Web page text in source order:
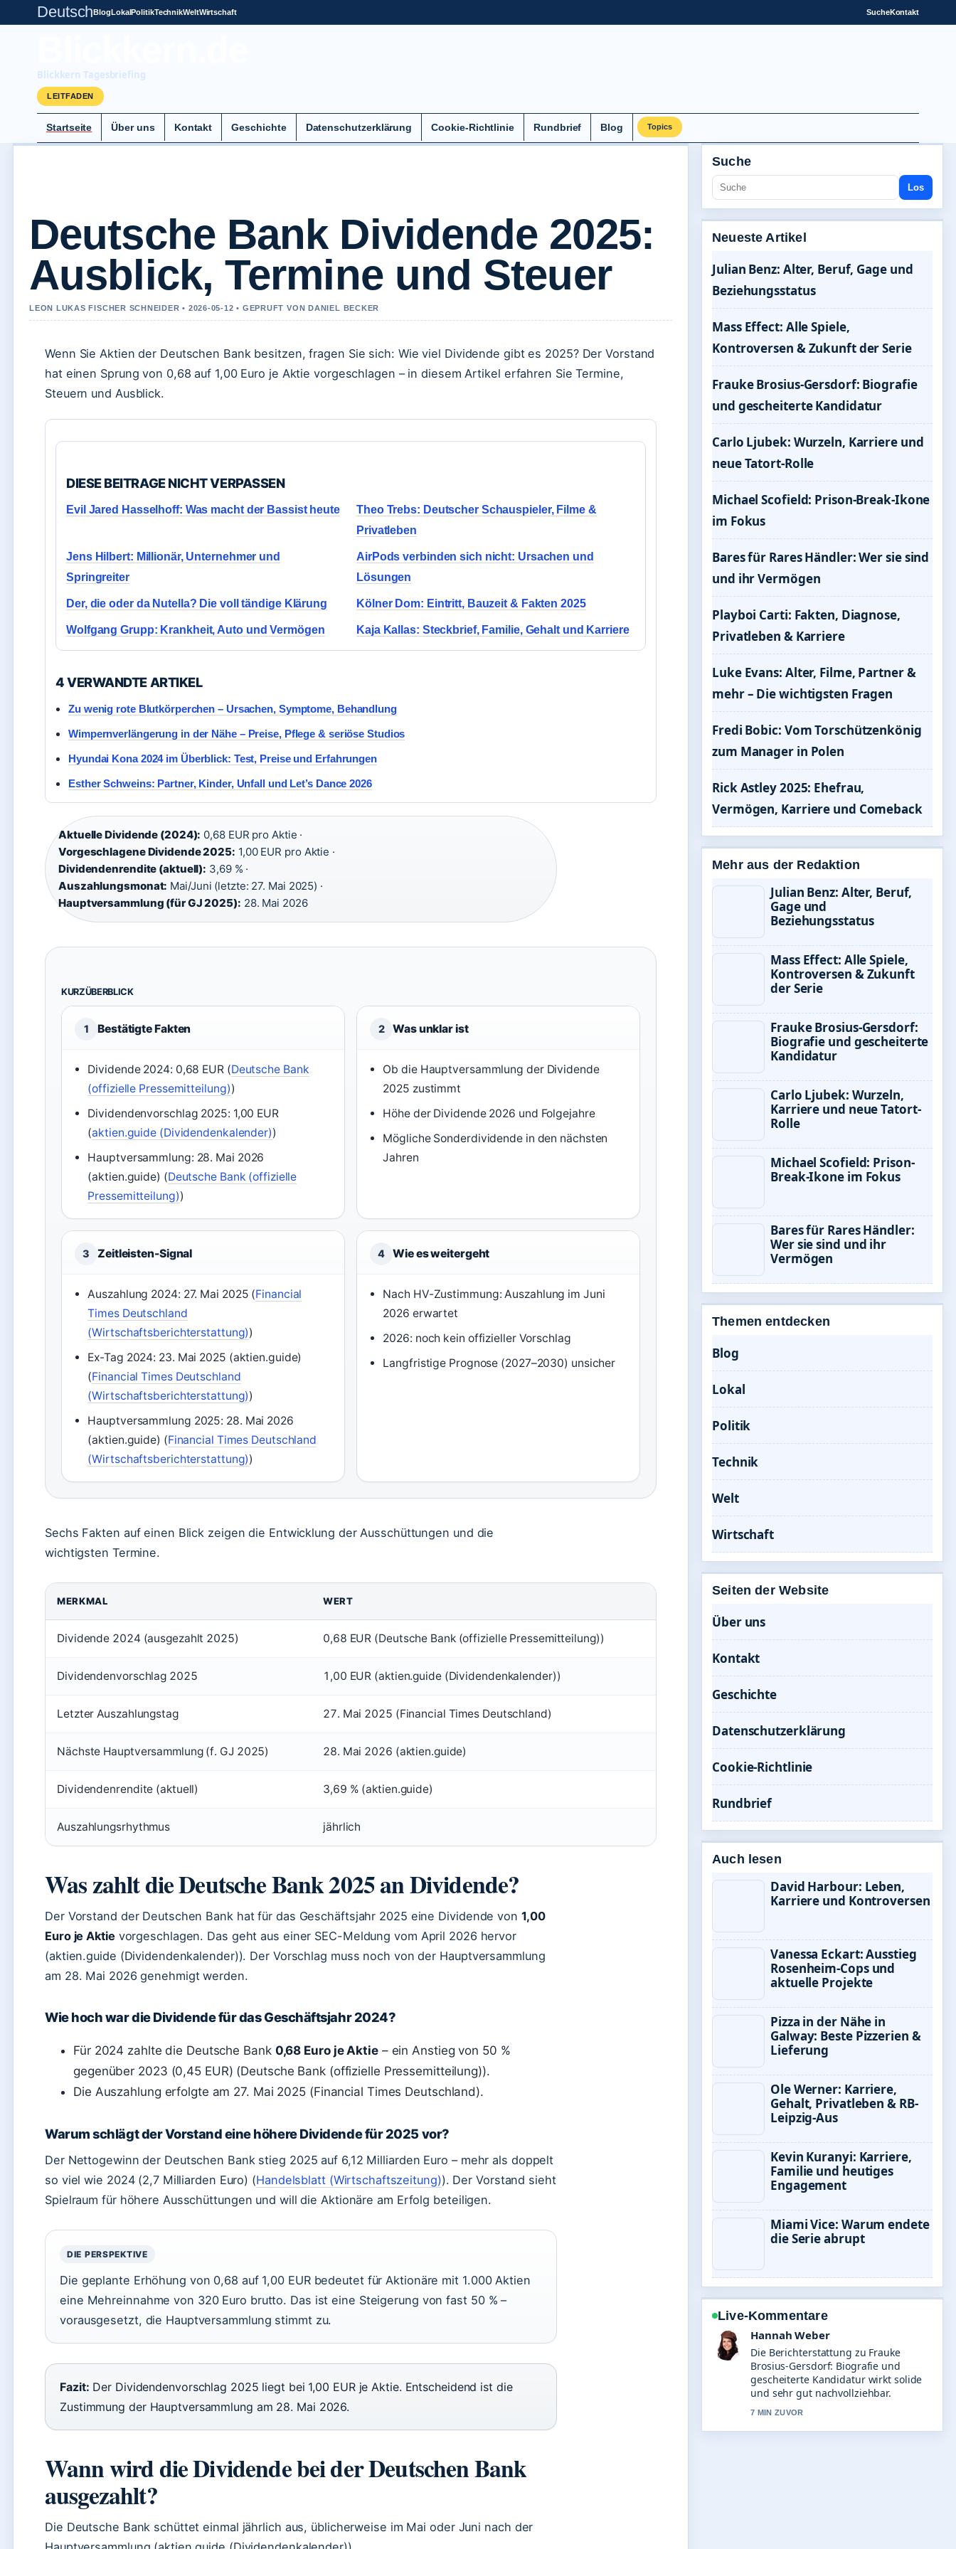
DeutschBlogLokalPolitikTechnikWeltWirtschaft SucheKontakt
Blickkern Tagesbriefing
LEITFADEN
Startseite Über uns Kontakt Geschichte Datenschutzerklärung Cookie-Richtlinie Rundbrief Blog Topics
Deutsche Bank Dividende 2025:
Ausblick, Termine und Steuer
LEON LUKAS FISCHER SCHNEIDER • 2026-05-12 • GEPRUFT VON DANIEL BECKER
Wenn Sie Aktien der Deutschen Bank besitzen, fragen Sie sich: Wie viel Dividende gibt es 2025? Der Vorstand
hat einen Sprung von 0,68 auf 1,00 Euro je Aktie vorgeschlagen – in diesem Artikel erfahren Sie Termine,
Steuern und Ausblick.
DIESE BEITRAGE NICHT VERPASSEN
Evil Jared Hasselhoff: Was macht der Bassist heute
Theo Trebs: Deutscher Schauspieler, Filme &
Privatleben
Jens Hilbert: Millionär, Unternehmer und
Springreiter
AirPods verbinden sich nicht: Ursachen und
Lösungen
Der, die oder da Nutella? Die voll tändige Klärung Kölner Dom: Eintritt, Bauzeit & Fakten 2025
Wolfgang Grupp: Krankheit, Auto und Vermögen Kaja Kallas: Steckbrief, Familie, Gehalt und Karriere
4 VERWANDTE ARTIKEL
Zu wenig rote Blutkörperchen – Ursachen, Symptome, Behandlung
Wimpernverlängerung in der Nähe – Preise, Pflege & seriöse Studios
Hyundai Kona 2024 im Überblick: Test, Preise und Erfahrungen
Esther Schweins: Partner, Kinder, Unfall und Let’s Dance 2026
Aktuelle Dividende (2024): 0,68 EUR pro Aktie ·
Vorgeschlagene Dividende 2025: 1,00 EUR pro Aktie ·
Dividendenrendite (aktuell): 3,69 % ·
Auszahlungsmonat: Mai/Juni (letzte: 27. Mai 2025) ·
Hauptversammlung (für GJ 2025): 28. Mai 2026
KURZÜBERBLICK
1 Bestätigte Fakten
Dividende 2024: 0,68 EUR (Deutsche Bank
(offizielle Pressemitteilung))
Dividendenvorschlag 2025: 1,00 EUR
(aktien.guide (Dividendenkalender))
Hauptversammlung: 28. Mai 2026
(aktien.guide) (Deutsche Bank (offizielle
Pressemitteilung))
2 Was unklar ist
Ob die Hauptversammlung der Dividende
2025 zustimmt
Höhe der Dividende 2026 und Folgejahre
Mögliche Sonderdividende in den nächsten
Jahren
3 Zeitleisten-Signal
Auszahlung 2024: 27. Mai 2025 (Financial
Times Deutschland
(Wirtschaftsberichterstattung))
Ex-Tag 2024: 23. Mai 2025 (aktien.guide)
(Financial Times Deutschland
(Wirtschaftsberichterstattung))
Hauptversammlung 2025: 28. Mai 2026
(aktien.guide) (Financial Times Deutschland
(Wirtschaftsberichterstattung))
4 Wie es weitergeht
Nach HV-Zustimmung: Auszahlung im Juni
2026 erwartet
2026: noch kein offizieller Vorschlag
Langfristige Prognose (2027–2030) unsicher
Sechs Fakten auf einen Blick zeigen die Entwicklung der Ausschüttungen und die
wichtigsten Termine.
MERKMAL WERT
Dividende 2024 (ausgezahlt 2025) 0,68 EUR (Deutsche Bank (offizielle Pressemitteilung))
Dividendenvorschlag 2025 1,00 EUR (aktien.guide (Dividendenkalender))
Letzter Auszahlungstag 27. Mai 2025 (Financial Times Deutschland)
Nächste Hauptversammlung (f. GJ 2025) 28. Mai 2026 (aktien.guide)
Dividendenrendite (aktuell) 3,69 % (aktien.guide)
Auszahlungsrhythmus jährlich
Was zahlt die Deutsche Bank 2025 an Dividende?
Der Vorstand der Deutschen Bank hat für das Geschäftsjahr 2025 eine Dividende von 1,00
Euro je Aktievorgeschlagen. Das geht aus einer SEC-Meldung vom April 2026 hervor
(aktien.guide (Dividendenkalender)). Der Vorschlag muss noch von der Hauptversammlung
am 28. Mai 2026 genehmigt werden.
Wie hoch war die Dividende für das Geschäftsjahr 2024?
Für 2024 zahlte die Deutsche Bank 0,68 Euro je Aktie– ein Anstieg von 50 %
gegenüber 2023 (0,45 EUR) (Deutsche Bank (offizielle Pressemitteilung)).
Die Auszahlung erfolgte am 27. Mai 2025 (Financial Times Deutschland).
Warum schlägt der Vorstand eine höhere Dividende für 2025 vor?
Der Nettogewinn der Deutschen Bank stieg 2025 auf 6,12 Milliarden Euro – mehr als doppelt
so viel wie 2024 (2,7 Milliarden Euro) (Handelsblatt (Wirtschaftszeitung)). Der Vorstand sieht
Spielraum für höhere Ausschüttungen und will die Aktionäre am Erfolg beteiligen.
DIE PERSPEKTIVE
Die geplante Erhöhung von 0,68 auf 1,00 EUR bedeutet für Aktionäre mit 1.000 Aktien
eine Mehreinnahme von 320 Euro brutto. Das ist eine Steigerung von fast 50 % –
vorausgesetzt, die Hauptversammlung stimmt zu.
Fazit: Der Dividendenvorschlag 2025 liegt bei 1,00 EUR je Aktie. Entscheidend ist die
Zustimmung der Hauptversammlung am 28. Mai 2026.
Wann wird die Dividende bei der Deutschen Bank
ausgezahlt?
Die Deutsche Bank schüttet einmal jährlich aus, üblicherweise im Mai oder Juni nach der
Suche
Los
Neueste Artikel
Julian Benz: Alter, Beruf, Gage und
Beziehungsstatus
Mass Effect: Alle Spiele,
Kontroversen & Zukunft der Serie
Frauke Brosius-Gersdorf: Biografie
und gescheiterte Kandidatur
Carlo Ljubek: Wurzeln, Karriere und
neue Tatort-Rolle
Michael Scofield: Prison-Break-Ikone
im Fokus
Bares für Rares Händler: Wer sie sind
und ihr Vermögen
Playboi Carti: Fakten, Diagnose,
Privatleben & Karriere
Luke Evans: Alter, Filme, Partner &
mehr – Die wichtigsten Fragen
Fredi Bobic: Vom Torschützenkönig
zum Manager in Polen
Rick Astley 2025: Ehefrau,
Vermögen, Karriere und Comeback
Mehr aus der Redaktion
Julian Benz: Alter, Beruf,
Gage und
Beziehungsstatus
Mass Effect: Alle Spiele,
Kontroversen & Zukunft
der Serie
Frauke Brosius-Gersdorf:
Biografie und gescheiterte
Kandidatur
Carlo Ljubek: Wurzeln,
Karriere und neue Tatort-
Rolle
Michael Scofield: Prison-
Break-Ikone im Fokus
Bares für Rares Händler:
Wer sie sind und ihr
Vermögen
Themen entdecken
Blog
Lokal
Politik
Technik
Welt
Wirtschaft
Seiten der Website
Über uns
Kontakt
Geschichte
Datenschutzerklärung
Cookie-Richtlinie
Rundbrief
Auch lesen
David Harbour: Leben,
Karriere und Kontroversen
Vanessa Eckart: Ausstieg
Rosenheim-Cops und
aktuelle Projekte
Pizza in der Nähe in
Galway: Beste Pizzerien &
Lieferung
Ole Werner: Karriere,
Gehalt, Privatleben & RB-
Leipzig-Aus
Kevin Kuranyi: Karriere,
Familie und heutiges
Engagement
Miami Vice: Warum endete
die Serie abrupt
Live-Kommentare
Tim Vogel
Gute Verifikationsarbeit zu Julian
Benz: Alter, Beruf, Gage und
Beziehungsstatus. Mehr Medien
sollten so schreiben.
9 MIN ZUVOR